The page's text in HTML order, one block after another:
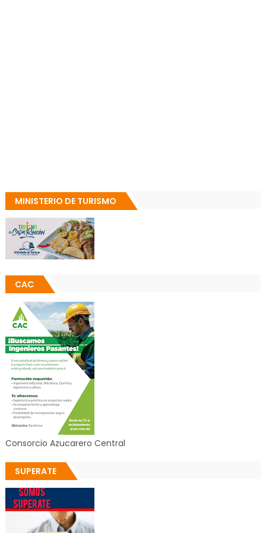
MINISTERIO DE TURISMO
CAC
Consorcio Azucarero Central
SUPERATE